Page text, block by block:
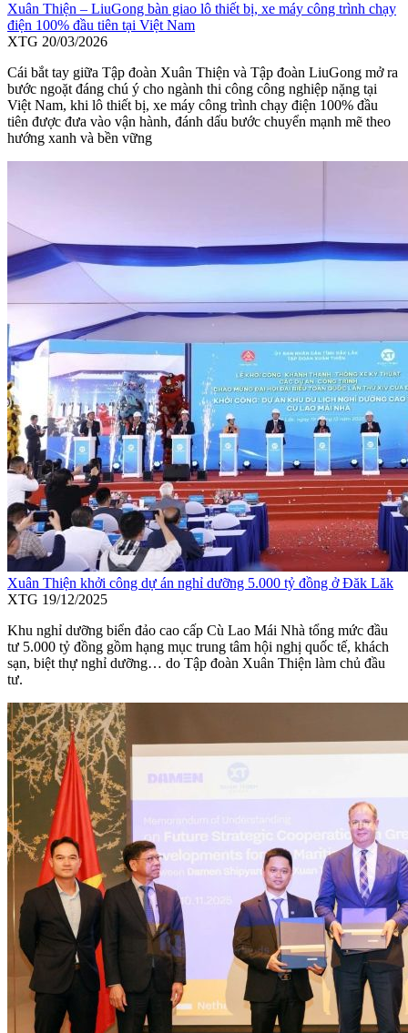
Xuân Thiện – LiuGong bàn giao lô thiết bị, xe máy công trình chạy
điện 100% đầu tiên tại Việt Nam
XTG 20/03/2026
Cái bắt tay giữa Tập đoàn Xuân Thiện và Tập đoàn LiuGong mở ra
bước ngoặt đáng chú ý cho ngành thi công công nghiệp nặng tại
Việt Nam, khi lô thiết bị, xe máy công trình chạy điện 100% đầu
tiên được đưa vào vận hành, đánh dấu bước chuyển mạnh mẽ theo
hướng xanh và bền vững
Xuân Thiện khởi công dự án nghỉ dưỡng 5.000 tỷ đồng ở Đăk Lăk
XTG 19/12/2025
Khu nghỉ dưỡng biển đảo cao cấp Cù Lao Mái Nhà tổng mức đầu
tư 5.000 tỷ đồng gồm hạng mục trung tâm hội nghị quốc tế, khách
sạn, biệt thự nghỉ dưỡng… do Tập đoàn Xuân Thiện làm chủ đầu
tư.